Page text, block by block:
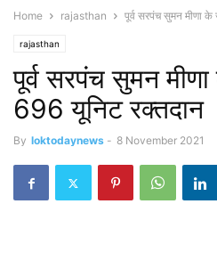
Home rajasthan पूर्व सरपंच सुमन मीणा
rajasthan
पूर्व सरपंच सुमन
696 यूनिट रक्तदान
By loktodaynews - 8 November 2021